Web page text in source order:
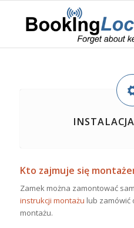
Kto zajmuje się
Zamek można zamontować
instrukcji montażu lub zamówić
montażu.